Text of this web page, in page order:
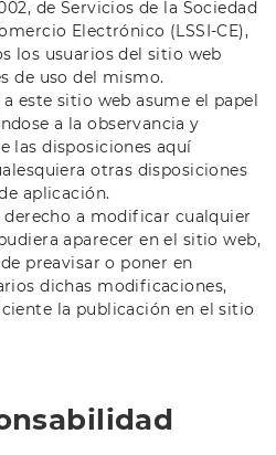
de Servicios de la Sociedad
Electrónico (LSSI-CE),
los usuarios del sitio web
de uso del mismo.
este sitio web asume el papel
a la observancia y
las disposiciones aquí
otras disposiciones
aplicación.
derecho a modificar cualquier
aparecer en el sitio web,
preavisar o poner en
dichas modificaciones,
la publicación en el sitio